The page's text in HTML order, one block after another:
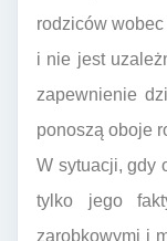
rodziców
i nie jest
zapewnienie
ponoszą oboje
W sytuacji, gdy
tylko jego
zarobkowymi i